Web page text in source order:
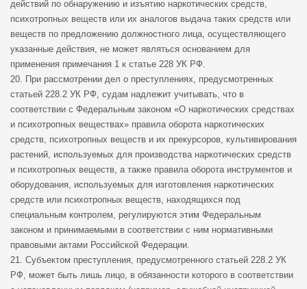
действий по обнаружению и изъятию наркотических средств,
психотропных веществ или их аналогов выдача таких средств или
веществ по предложению должностного лица, осуществляющего
указанные действия, не может являться основанием для
применения примечания 1 к статье 228 УК РФ.
20. При рассмотрении дел о преступлениях, предусмотренных
статьей 228.2 УК РФ, судам надлежит учитывать, что в
соответствии с Федеральным законом «О наркотических средствах
и психотропных веществах» правила оборота наркотических
средств, психотропных веществ и их прекурсоров, культивирования
растений, используемых для производства наркотических средств
и психотропных веществ, а также правила оборота инструментов и
оборудования, используемых для изготовления наркотических
средств или психотропных веществ, находящихся под
специальным контролем, регулируются этим Федеральным
законом и принимаемыми в соответствии с ним нормативными
правовыми актами Российской Федерации.
21. Субъектом преступления, предусмотренного статьей 228.2 УК
РФ, может быть лишь лицо, в обязанности которого в соответствии